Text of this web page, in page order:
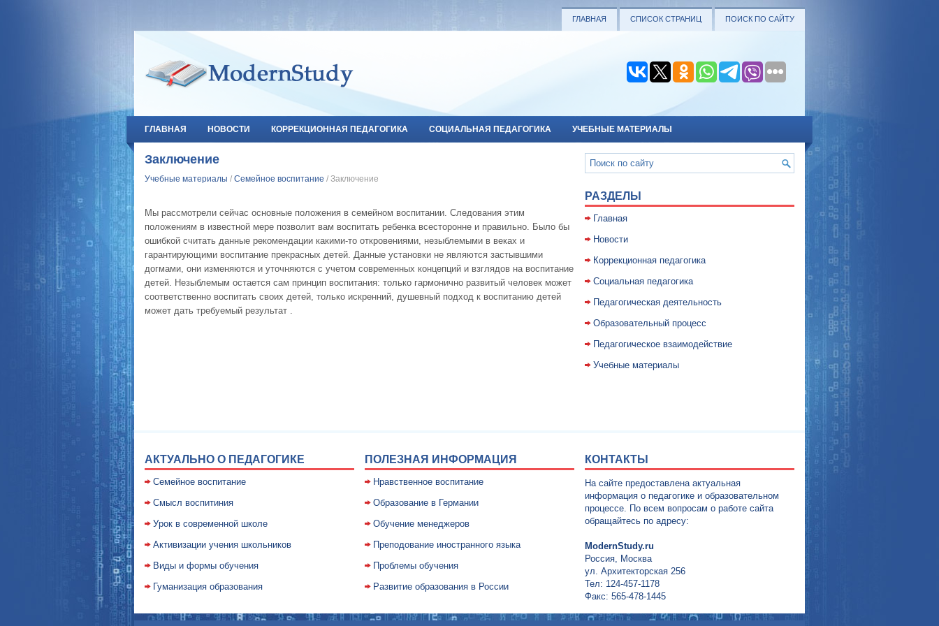
ГЛАВНАЯ СПИСОК СТРАНИЦ ПОИСК ПО САЙТУ
ГЛАВНАЯ НОВОСТИ КОРРЕКЦИОННАЯ ПЕДАГОГИКА СОЦИАЛЬНАЯ ПЕДАГОГИКА УЧЕБНЫЕ МАТЕРИАЛЫ
Заключение
Учебные материалы / Семейное воспитание / Заключение
Мы рассмотрели сейчас основные положения в семейном воспитании. Следования этим
положениям в известной мере позволит вам воспитать ребенка всесторонне и правильно. Было бы
ошибкой считать данные рекомендации какими-то откровениями, незыблемыми в веках и
гарантирующими воспитание прекрасных детей. Данные установки не являются застывшими
догмами, они изменяются и уточняются с учетом современных концепций и взглядов на воспитание
детей. Незыблемым остается сам принцип воспитания: только гармонично развитый человек может
соответственно воспитать своих детей, только искренний, душевный подход к воспитанию детей
может дать требуемый результат .
РАЗДЕЛЫ
Главная
Новости
Коррекционная педагогика
Социальная педагогика
Педагогическая деятельность
Образовательный процесс
Педагогическое взаимодействие
Учебные материалы
АКТУАЛЬНО О ПЕДАГОГИКЕ
Семейное воспитание
Смысл воспитиния
Уpок в совpеменной школе
Активизации учения школьников
Виды и формы обучения
Гуманизация образования
ПОЛЕЗНАЯ ИНФОРМАЦИЯ
Нравственное воспитание
Образование в Германии
Обучение менеджеров
Преподование иностранного языка
Проблемы обучения
Развитие образования в России
КОНТАКТЫ
На сайте предоставлена актуальная
информация о педагогике и образовательном
процессе. По всем вопросам о работе сайта
обращайтесь по адресу:
ModernStudy.ru
Россия, Москва
ул. Архитекторская 256
Тел: 124-457-1178
Факс: 565-478-1445